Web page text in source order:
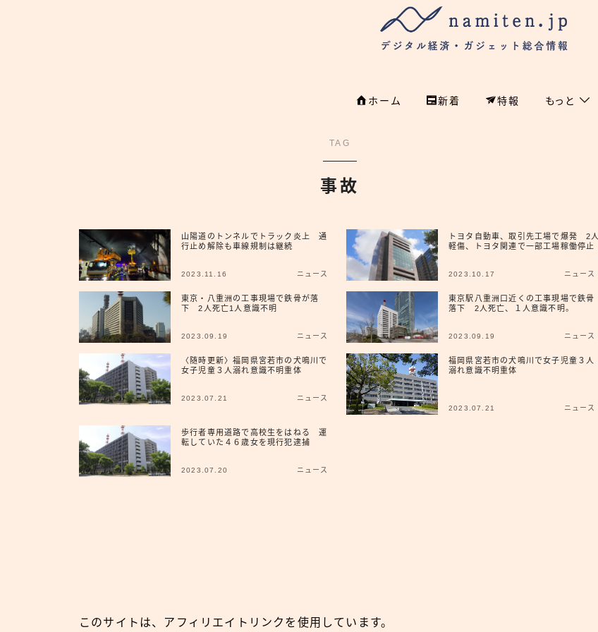
ホーム 新着 特報 もっと
危機管理
namiten.jp
TAG
事故
山陽道のトンネルでトラック炎上 通
行止め解除も車線規制は継続
2023.11.16 ニュース
トヨタ自動車、取引先工場で爆発 2人
軽傷、トヨタ関連で一部工場稼働停止
2023.10.17 ニュース
東京・八重洲の工事現場で鉄骨が落
下 2人死亡1人意識不明
2023.09.19 ニュース
東京駅八重洲口近くの工事現場で鉄骨
落下 2人死亡、１人意識不明。
2023.09.19 ニュース
〈随時更新〉福岡県宮若市の犬鳴川で
女子児童３人溺れ意識不明重体
2023.07.21 ニュース
福岡県宮若市の犬鳴川で女子児童３人
溺れ意識不明重体
2023.07.21 ニュース
歩行者専用道路で高校生をはねる 運
転していた４６歳女を現行犯逮捕
2023.07.20 ニュース
このサイトは、アフィリエイトリンクを使用しています。